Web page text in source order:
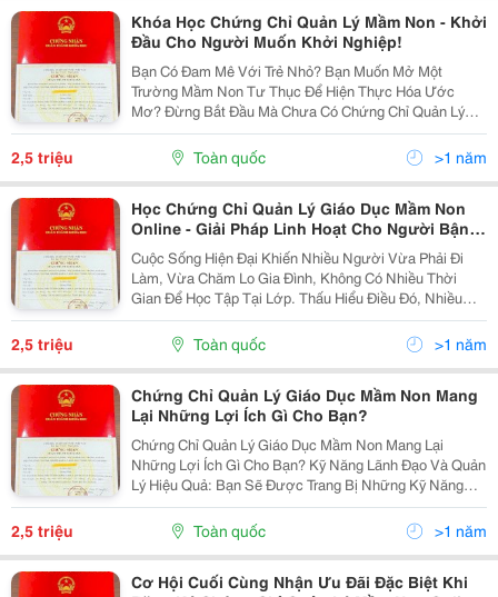
Khóa Học Chứng Chỉ Quản Lý Mầm Non - Khởi
Đầu Cho Người Muốn Khởi Nghiệp!
Bạn Có Đam Mê Với Trẻ Nhỏ? Bạn Muốn Mở Một
Trường Mầm Non Tư Thục Để Hiện Thực Hóa Ước
Mơ? Đừng Bắt Đầu Mà Chưa Có Chứng Chỉ Quản Lý
Giáo Dục Mầm Non &Ndash; Yếu Tố Bắt Buộc Để
Được Cấp Phép Hoạt Động! Khóa Học Dành Cho:
Người Chưa Có Chuyên Môn...
2,5 triệu Toàn quốc >1 năm
Học Chứng Chỉ Quản Lý Giáo Dục Mầm Non
Online - Giải Pháp Linh Hoạt Cho Người Bận
Rộn
Cuộc Sống Hiện Đại Khiến Nhiều Người Vừa Phải Đi
Làm, Vừa Chăm Lo Gia Đình, Không Có Nhiều Thời
Gian Để Học Tập Tại Lớp. Thấu Hiểu Điều Đó, Nhiều
Đơn Vị Đào Tạo Đã Triển Khai Khóa Học Chứng Chỉ
Quản Lý Giáo Dục Mầm Non Online, Giúp Học Viên Chủ
Động...
2,5 triệu Toàn quốc >1 năm
Chứng Chỉ Quản Lý Giáo Dục Mầm Non Mang
Lại Những Lợi Ích Gì Cho Bạn?
Chứng Chỉ Quản Lý Giáo Dục Mầm Non Mang Lại
Những Lợi Ích Gì Cho Bạn? Kỹ Năng Lãnh Đạo Và Quản
Lý Hiệu Quả: Bạn Sẽ Được Trang Bị Những Kỹ Năng
Lãnh Đạo Cần Thiết Để Dẫn Dắt Đội Ngũ Giáo Viên Và
Nhân Viên, Xây Dựng Một Tập Thể Đoàn Kết Và
Chuyên...
2,5 triệu Toàn quốc >1 năm
Cơ Hội Cuối Cùng Nhận Ưu Đãi Đặc Biệt Khi